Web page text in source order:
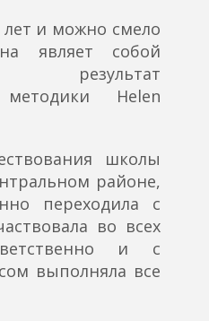
лет и можно смело
являет собой
результат
методики Helen
школы
районе,
переходила с
во всех
и с
выполняла все